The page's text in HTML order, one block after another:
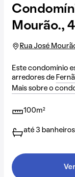
Mourão.,
Rua José
Este condomínio
arredores de
Mais sobre o
100m²
até 3 banheiros